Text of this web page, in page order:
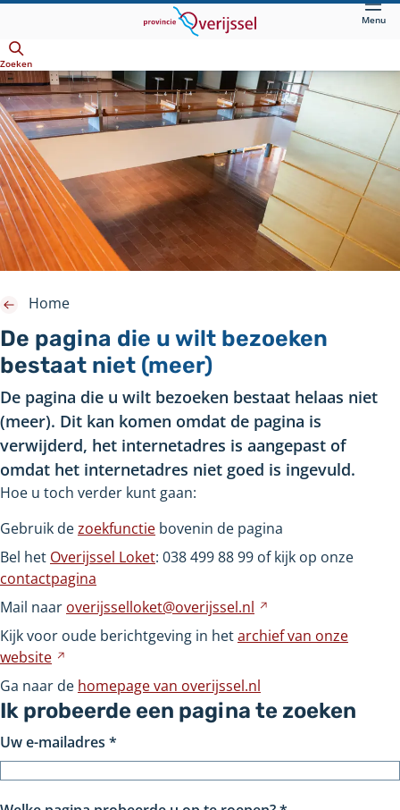
hoofdinhoud
Menu
Zoeken
De pagina die u wilt bezoeken
bestaat niet (meer)
Home
De pagina die u wilt bezoeken bestaat helaas niet
(meer). Dit kan komen omdat de pagina is
verwijderd, het internetadres is aangepast of
omdat het internetadres niet goed is ingevuld.
Hoe u toch verder kunt gaan:
Gebruik dezoekfunctie bovenin de pagina
Bel het Overijssel Loket: 0384998899 of kijk op onze
contactpagina
Mail naar overijsselloket@overijssel.nl
naar
Kijk voor oude berichtgeving in hetarchief van onze
website
naar
andere
website
Ga naar de homepage van overijssel.nl
Ik probeerde een pagina te zoeken
Uw e-mailadres *